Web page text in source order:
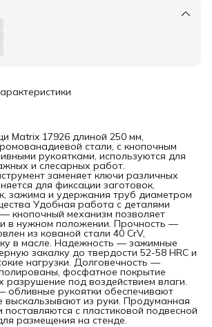
Matrix 17926 длиной 250 мм,
стали, с кнопочным
рукоятками, используются для
и слесарных работ.
заменяет ключи различных
для фиксации заготовок,
зажима и удержания труб диаметром
Удобная работа с деталями
кнопочный механизм позволяет
в нужном положении. Прочность —
из кованой стали 40 CrV,
в масле. Надежность — зажимные
закалку до твердости 52-58 HRC и
нагрузки. Долговечность —
фосфатное покрытие
разрушение под воздействием влаги.
обливные рукоятки обеспечивают
выскальзывают из руки. Продуманная
с пластиковой подвесной
размещения на стенде.